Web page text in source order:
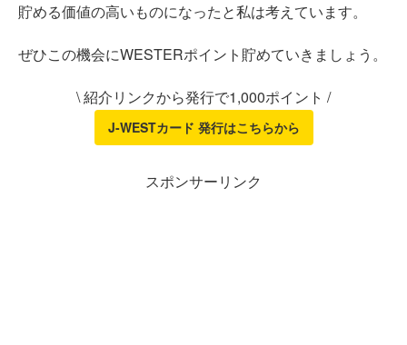
貯める価値の高いものになったと私は考えています。
ぜひこの機会にWESTERポイント貯めていきましょう。
\ 紹介リンクから発行で1,000ポイント /
J-WESTカード 発行はこちらから
スポンサーリンク